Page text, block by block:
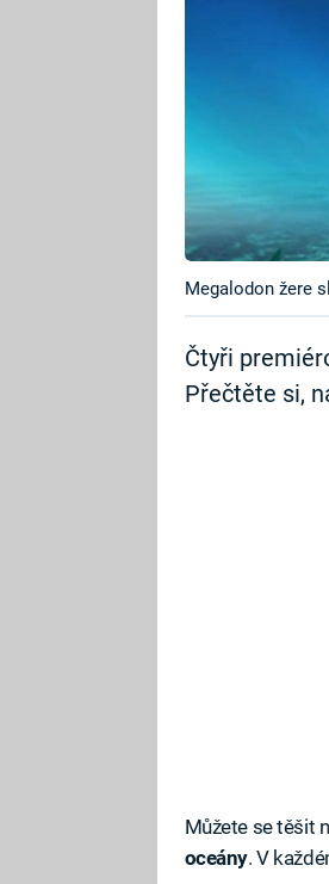
Megalodon žere
Čtyři
Přečtěte si,
Můžete se těšit
oceány. V